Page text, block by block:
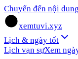
Chuyển đến nội
xemtuvi.xyz
Lịch & ngày tốt
Lịch vạn sựXem